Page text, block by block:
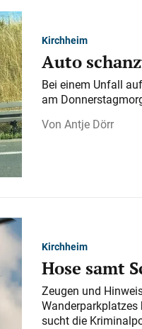
Kirchheim
Auto
Bei einem Unfall
am
Antje Dörr
Kirchheim
Hose samt
Zeugen und
sucht die